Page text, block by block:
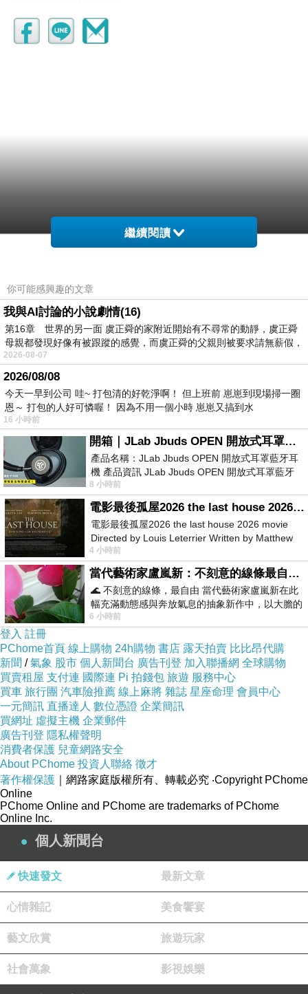
繼續閱讀
你可能感興趣的文章
我與AI討論的小說劇情(16)
第16章 世界的另一面 虞正舜的家附近開始有不尋常的動靜，虞正舜
母親都發現好像有被跟蹤的感覺，而虞正舜的父親則被要求請無薪假，
2026-08-07
2026/08/08
今天一早到公司 哇~ 打包清的好乾淨啊！ 但上班前 崽崽到現場掃一圈
恩～ 打包的人好可憐喔！ 因為不用一個小時 崽崽又搞到水
16 小時前
開箱｜JLab Jbuds OPEN 開放式耳罩藍牙耳機 - 設計美學，輕巧、透氣、環境音全物理達成！
產品名稱：JLab Jbuds OPEN 開放式耳罩藍牙耳
機 產品資訊 JLab Jbuds OPEN 開放式耳罩藍牙
耳機評語：非常有特色，值得喜愛美型工
8 小時前
電影最後孤屋2026 the last house 2026 movie
電影最後孤屋2026 the last house 2026 movie
Directed by Louis Leterrier Written by Matthew
Robinson Starring Greta Lee Wa
4 小時前
當代藝術家盧嵐新：不刻意的線條最自由，讓色彩流動、筆觸自己說話
🌊 不刻意的線條，最自由 當代藝術家盧嵐新在此
幅充滿動態感與奔放氣息的抽象新作中，以大膽的
藍色顏料在白色畫布上揮灑、壓印與流淌
6 小時前
登入 註冊
PChome首頁 線上購物 24h購物 書店 露天拍賣 比比昂代購
新聞 /氣象 股市 個人新聞台 廣告刊登 加入聯播網 全球購物
買賣租屋 支付連 國際連 Pi 拍錢包 旅遊 服務中心
買車 旅行團 汽車險推薦 線上麻將 雜誌 星座命理 會員中心
一元簡訊 直播達人 數位憑證 企業簡訊
買網址 虛擬主機 企業郵件
廣告刊登 隱私權聲明
消費者保護 兒童網路安全
About PChome 投資人聯絡 徵才
著作權保護 ｜網路家庭版權所有、轉載必究 ‧Copyright PChome
Online
PChome Online and PChome are trademarks of PChome
Online Inc.
個人新聞台
快速發文 最新文章
心情雜記 美食饗宴
藝文欣賞 旅遊玩家
社會萬象 影視娛樂